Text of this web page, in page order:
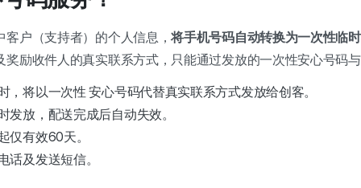
客户（支持者）的个人信息，将手机号码自动转换为一次性临
奖励收件人的真实联系方式，只能通过发放的一次性安心号码
，将以一次性安心号码代替真实联系方式发放给创客。
发放，配送完成后自动失效。
仅有效60天。
话及发送短信。